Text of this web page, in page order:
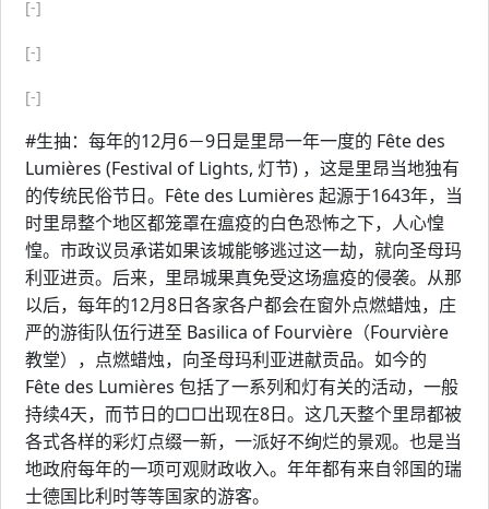
[-]
[-]
[-]
#生抽：每年的12月6－9日是里昂一年一度的 Fête des
Lumières (Festival of Lights, 灯节) ，这是里昂当地独有
的传统民俗节日。Fête des Lumières 起源于1643年，当
时里昂整个地区都笼罩在瘟疫的白色恐怖之下，人心惶
惶。市政议员承诺如果该城能够逃过这一劫，就向圣母玛
利亚进贡。后来，里昂城果真免受这场瘟疫的侵袭。从那
以后，每年的12月8日各家各户都会在窗外点燃蜡烛，庄
严的游街队伍行进至 Basilica of Fourvière（Fourvière
教堂），点燃蜡烛，向圣母玛利亚进献贡品。如今的
Fête des Lumières 包括了一系列和灯有关的活动，一般
持续4天，而节日的□□出现在8日。这几天整个里昂都被
各式各样的彩灯点缀一新，一派好不绚烂的景观。也是当
地政府每年的一项可观财政收入。年年都有来自邻国的瑞
士德国比利时等等国家的游客。